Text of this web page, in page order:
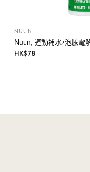
NUUN
Nuun, 運動補水，泡騰電
HK$78